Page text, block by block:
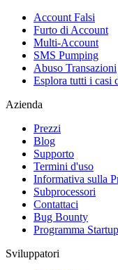
Account Falsi
Furto di Account
Multi-Account
SMS Pumping
Abuso Transazioni
Esplora tutti i casi
Azienda
Prezzi
Blog
Supporto
Termini d'uso
Informativa sulla
Subprocessori
Contattaci
Bug Bounty
Programma Startup
Sviluppatori